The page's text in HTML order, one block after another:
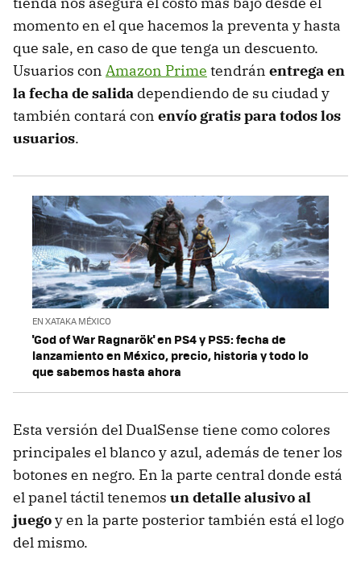
momento en el que hacemos la preventa y hasta
que sale, en caso de que tenga un descuento.
Usuarios con Amazon Prime tendrán entrega en
la fecha de salida dependiendo de su ciudad y
también contará con envío gratis para todos los
usuarios.
EN XATAKA MÉXICO
'God of War Ragnarök' en PS4 y PS5: fecha de
lanzamiento en México, precio, historia y todo lo
que sabemos hasta ahora
Esta versión del DualSense tiene como colores
principales el blanco y azul, además de tener los
botones en negro. En la parte central donde está
el panel táctil tenemos un detalle alusivo al
juegoy en la parte posterior también está el logo
del mismo.